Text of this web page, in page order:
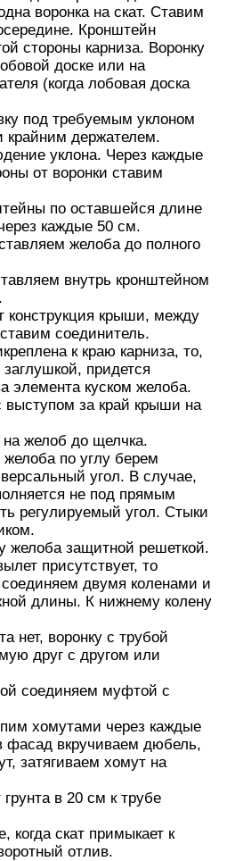
воронка на скат. Ставим
Кронштейн
стороны карниза. Воронку
доске или на
(когда лобовая доска
под требуемым уклоном
крайним держателем.
уклона. Через каждые
от воронки ставим
по оставшейся длине
каждые 50 см.
желоба до полного
внутрь кронштейном
конструкция крыши, между
соединитель.
к краю карниза, то,
придется
элемента куском желоба.
выступом за край крыши на
желоб до щелчка.
по углу берем
угол. В случае,
не под прямым
регулируемый угол. Стыки
желоба защитной решеткой.
присутствует, то
соединяем двумя коленами и
длины. К нижнему колену
нет, воронку с трубой
друг с другом или
соединяем муфтой с
хомутами через каждые
фасад вкручиваем дюбель,
затягиваем хомут на
в 20 см к трубе
когда скат примыкает к
отлив.